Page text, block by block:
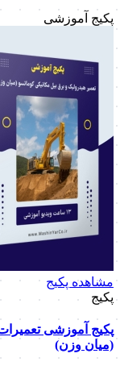
پکیج آموزشی
مشاهده پکیج
پکیج
پکیج آموزشی
(میان وزن)